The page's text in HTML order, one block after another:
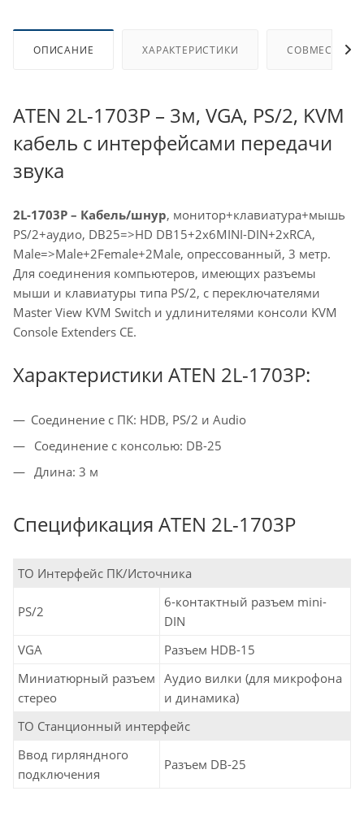
ОПИСАНИЕ ХАРАКТЕРИСТИКИ
ATEN 2L-1703P – 3м, VGA, PS/2, KVM
кабель с интерфейсами передачи
звука
2L-1703P – Кабель/шнур, монитор+клавиатура+мышь
PS/2+аудио, DB25=>HD DB15+2x6MINI-DIN+2xRCA,
Male=>Male+2Female+2Male, опрессованный, 3 метр.
Для соединения компьютеров, имеющих разъемы
мыши и клавиатуры типа PS/2, с переключателями
Master View KVM Switch и удлинителями консоли KVM
Console Extenders CE.
Характеристики ATEN 2L-1703P:
Соединение с ПК: HDB, PS/2 и Audio
Соединение с консолью: DB-25
Длина: 3 м
Спецификация ATEN 2L-1703P
ТО Интерфейс ПК/Источника
PS/2
6-контактный разъем mini-
DIN
VGA
Разъем HDB-15
Миниатюрный разъем
стерео
Аудио вилки (для микрофона
и динамика)
ТО Станционный интерфейс
Ввод гирляндного
подключения
Разъем DB-25